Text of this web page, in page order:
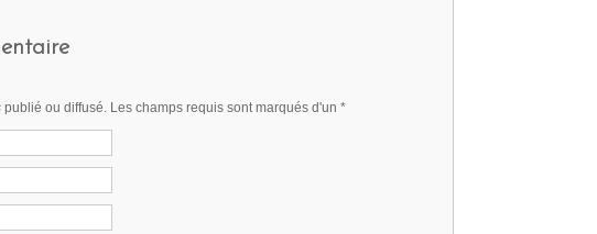
publié ou diffusé. Les champs requis sont marqués d'un *